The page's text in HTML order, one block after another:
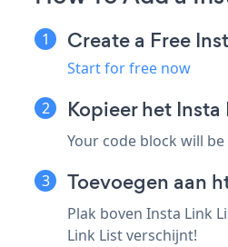
Create a Free
Start for free now
Kopieer het
Your code block will
Toevoegen aan
Plak boven Insta Link
Link List verschijnt!